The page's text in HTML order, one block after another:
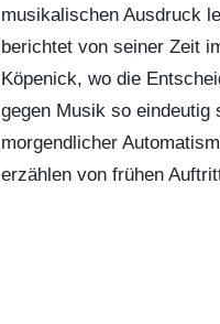
musikalischen Ausdruck
berichtet von seiner Zeit
Köpenick, wo die
gegen Musik so eindeutig
morgendlicher
erzählen von frühen